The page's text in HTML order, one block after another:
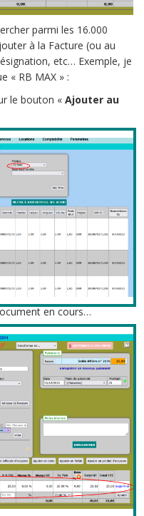
parmi les 16.000
à la Facture (ou au
etc… Exemple, je
« RB MAX » :
le bouton « Ajouter au
en cours…